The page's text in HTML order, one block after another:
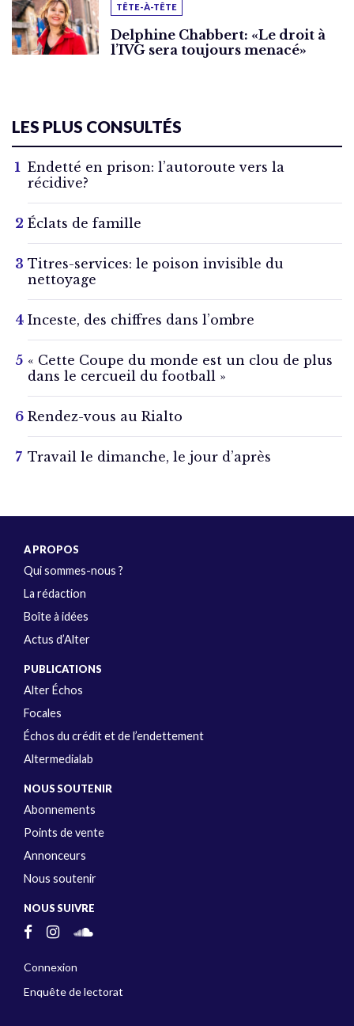
TÊTE-À-TÊTE
Delphine Chabbert: «Le droit à
l’IVG sera toujours menacé»
LES PLUS CONSULTÉS
Endetté en prison: l’autoroute vers la
récidive?
Éclats de famille
Titres-services: le poison invisible du
nettoyage
Inceste, des chiffres dans l’ombre
« Cette Coupe du monde est un clou de plus
dans le cercueil du football »
Rendez-vous au Rialto
Travail le dimanche, le jour d’après
A PROPOS
Qui sommes-nous ?
La rédaction
Boîte à idées
Actus d’Alter
PUBLICATIONS
Alter Échos
Focales
Échos du crédit et de l’endettement
Altermedialab
NOUS SOUTENIR
Abonnements
Points de vente
Annonceurs
Nous soutenir
NOUS SUIVRE
Connexion
Enquête de lectorat